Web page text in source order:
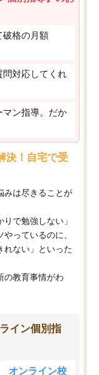
破格の月額
問対応してくれ
マン指導。だか
決！自宅で受
みは尽きることが
で勉強しない」
っているのに、
れない」といった
の教育事情がわ
イン個別指
オンライン校